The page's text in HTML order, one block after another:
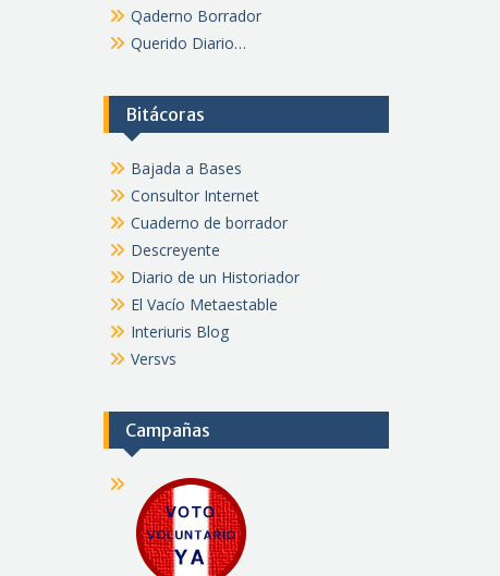
Qaderno Borrador
Querido Diario…
Bitácoras
Bajada a Bases
Consultor Internet
Cuaderno de borrador
Descreyente
Diario de un Historiador
El Vacío Metaestable
Interiuris Blog
Versvs
Campañas